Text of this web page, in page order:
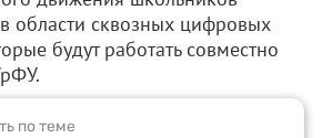
области сквозных цифровых
будут работать совместно
по теме